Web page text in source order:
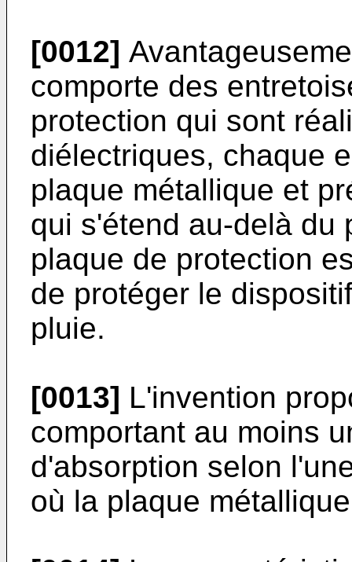
[0012]
comporte des
protection qui sont
diélectriques, chaque
plaque métallique et
qui s'étend au-delà du
plaque de protection
de protéger le
pluie.
[0013] L'invention
comportant au moins
d'absorption selon
où la plaque